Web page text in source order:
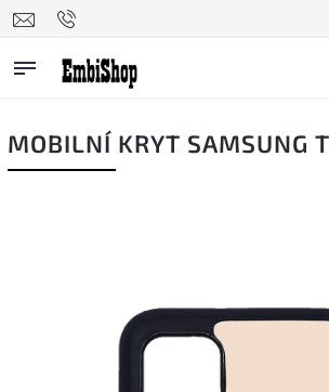
MOBILNÍ KRYT SAMSUNG